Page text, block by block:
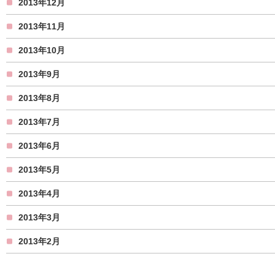
2013年12月
2013年11月
2013年10月
2013年9月
2013年8月
2013年7月
2013年6月
2013年5月
2013年4月
2013年3月
2013年2月